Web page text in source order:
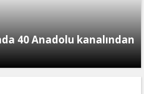
40 Anadolu kanalından